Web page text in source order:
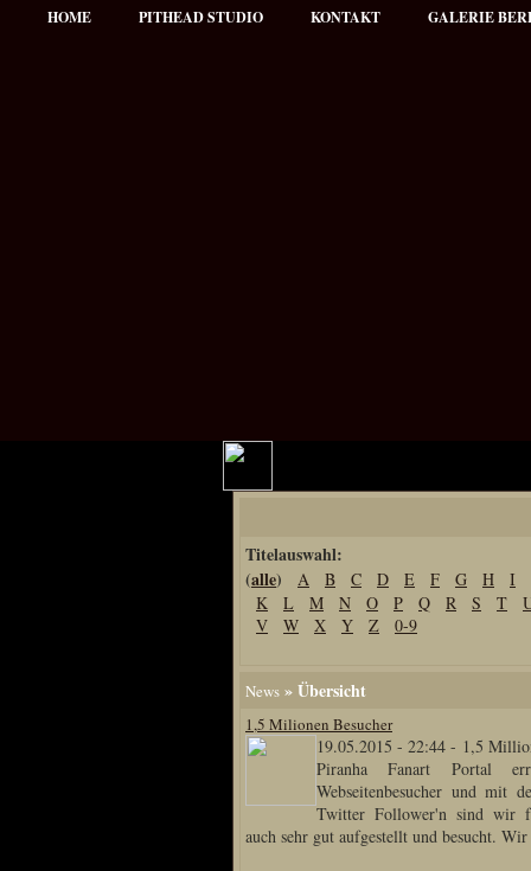
HOME PITHEAD STUDIO KONTAKT GALERIE
Titelauswahl:
(alle) A B C D E F G H
I
K
L M N O P Q R S T
V
W X Y Z 0-9
News » Übersicht
1,5 Milionen Besucher
19.05.2015 - 22:44 - 1,5
Piranha Fanart Portal
Webseitenbesucher und mit
Twitter Follower'n sind wir
auch sehr gut aufgestellt und besucht.